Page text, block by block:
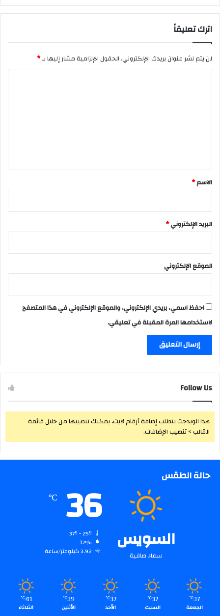
اترك تعليقاً
لن يتم نشر عنوان بريدك الإلكتروني.الحقول الإلزامية مشار إليها بـ*
*
الاسم*
البريد الإلكتروني*
الموقع الإلكتروني
احفظ اسمي، بريدي الإلكتروني، والموقع الإلكتروني في هذا المتصفح
لاستخدامها المرة المقبلة في تعليقي.
Follow Us
هذا الويدجت يتطلب إضافة أرقام لايت، يمكنك تنصيبها من خلال قائمة
القالب > تنصيب الإضافات.
حالة الطقس
السويس
سماء صافية
36
℃
17%
3.92 كيلومتر/ساعة
37
℃
الجمعة
37
℃
السبت
37
℃
الأحد
39
℃
الأثنين
41
℃
الثلاثاء